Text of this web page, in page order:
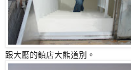
跟大廳的鎮店大熊道別。